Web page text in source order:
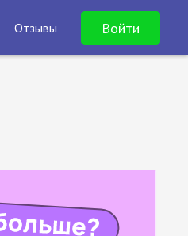
Отзывы Войти